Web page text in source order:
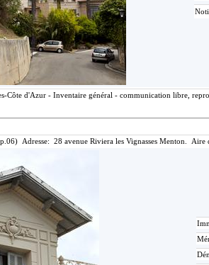
Côte d'Azur - Inventaire général - communication libre,
Adresse: 28 avenue Riviera les Vignasses Menton. Aire